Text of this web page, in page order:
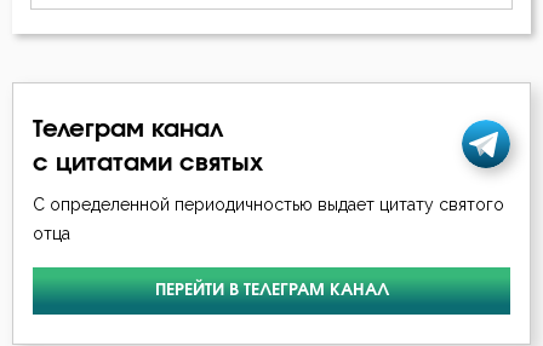
Любовь
Любовь Божия
Любовь к Богу
Мечта
Милостыня
Молитва
Телеграм канал
с цитатами святых
С определенной периодичностью выдает цитату святого
отца
ПЕРЕЙТИ В ТЕЛЕГРАМ КАНАЛ